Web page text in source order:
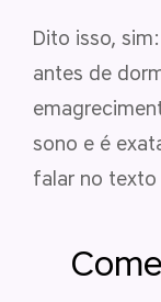
Dito isso,
antes de
sono e é
falar no texto